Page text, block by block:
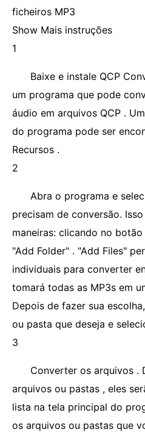
ficheiros MP3
Show Mais instruções
1
Baixe e instale QCP
um programa que pode
áudio em arquivos QCP .
do programa pode ser
Recursos .
2
Abra o programa e
precisam de conversão.
maneiras: clicando no
"Add Folder" . "Add Files"
individuais para converter
tomará todas as MP3s em
Depois de fazer sua
ou pasta que deseja e
3
Converter os arquivos .
arquivos ou pastas , eles
lista na tela principal do
os arquivos ou pastas que